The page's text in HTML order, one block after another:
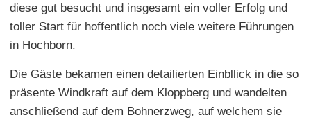
diese gut besucht und insgesamt ein voller Erfolg und
toller Start für hoffentlich noch viele weitere Führungen
in Hochborn.
Die Gäste bekamen einen detailierten Einbllick in die so
präsente Windkraft auf dem Kloppberg und wandelten
anschließend auf dem Bohnerzweg, auf welchem sie